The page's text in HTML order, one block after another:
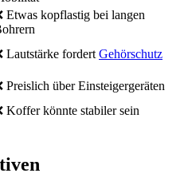
Etwas kopflastig bei langen
Lautstärke fordert Gehörschutz
Preislich über Einsteigergeräten
Koffer könnte stabiler sein